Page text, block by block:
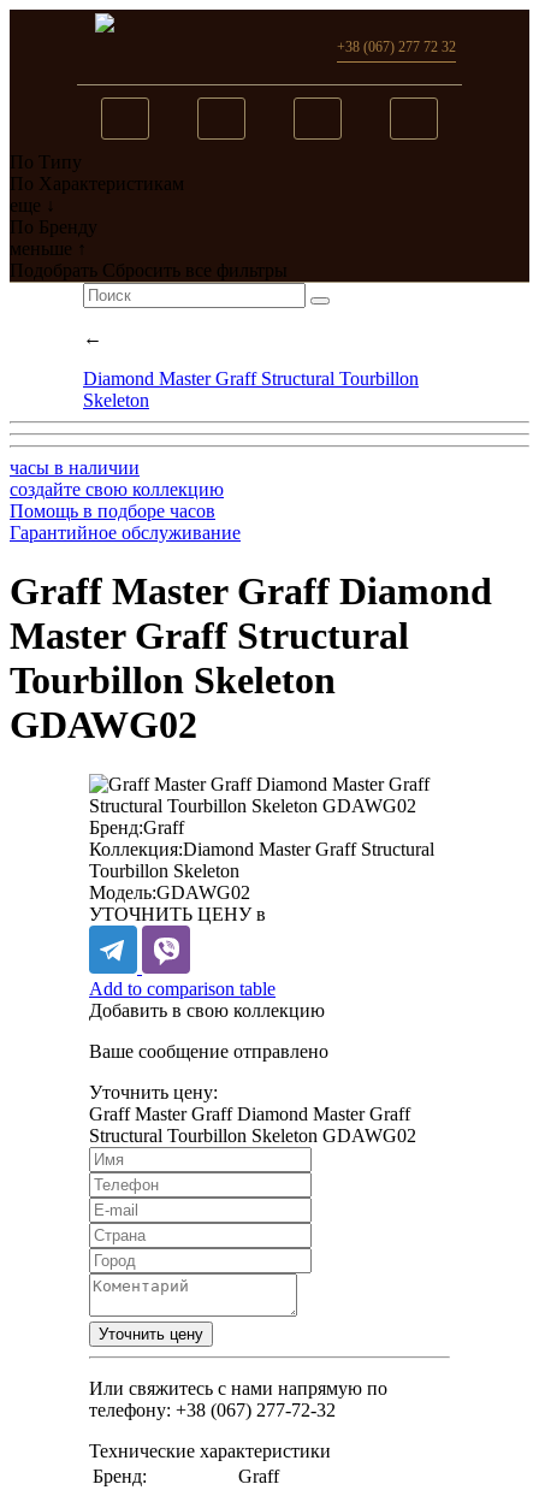
Вы добавили в сравнение
перейти
+38 (067) 277 72 32
По Типу
По Характеристикам
еще ↓
По Бренду
меньше ↑
Подобрать Сбросить все фильтры
←
Diamond Master Graff Structural Tourbillon
Skeleton
часы в наличии
создайте свою коллекцию
Помощь в подборе часов
Гарантийное обслуживание
Graff Master Graff Diamond
Master Graff Structural
Tourbillon Skeleton
GDAWG02
Бренд:Graff
Коллекция:Diamond Master Graff Structural
Tourbillon Skeleton
Модель:GDAWG02
УТОЧНИТЬ ЦЕНУ в
Add to comparison table
Добавить в свою коллекцию
Ваше сообщение отправлено
Уточнить цену:
Graff Master Graff Diamond Master Graff
Structural Tourbillon Skeleton GDAWG02
Или свяжитесь с нами напрямую по
телефону: +38 (067) 277-72-32
Технические характеристики
Бренд:
Graff